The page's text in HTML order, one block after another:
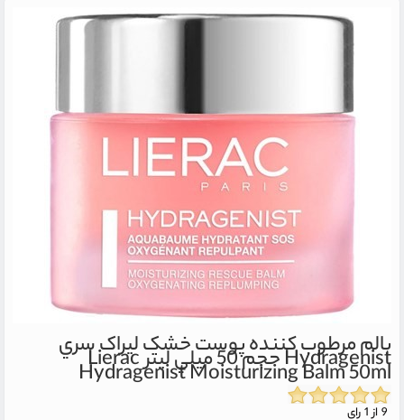
بالم مرطوب کننده پوست خشک ليراک سري
Hydragenist حجم 50 ميلي ليتر Lierac
Hydragenist Moisturizing Balm 50ml